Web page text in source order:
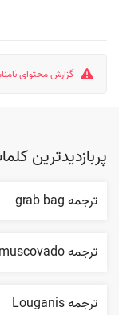
گزارش محتوای
پربازدیدترین
ترجمه grab bag
ترجمه muscovado
ترجمه Louganis